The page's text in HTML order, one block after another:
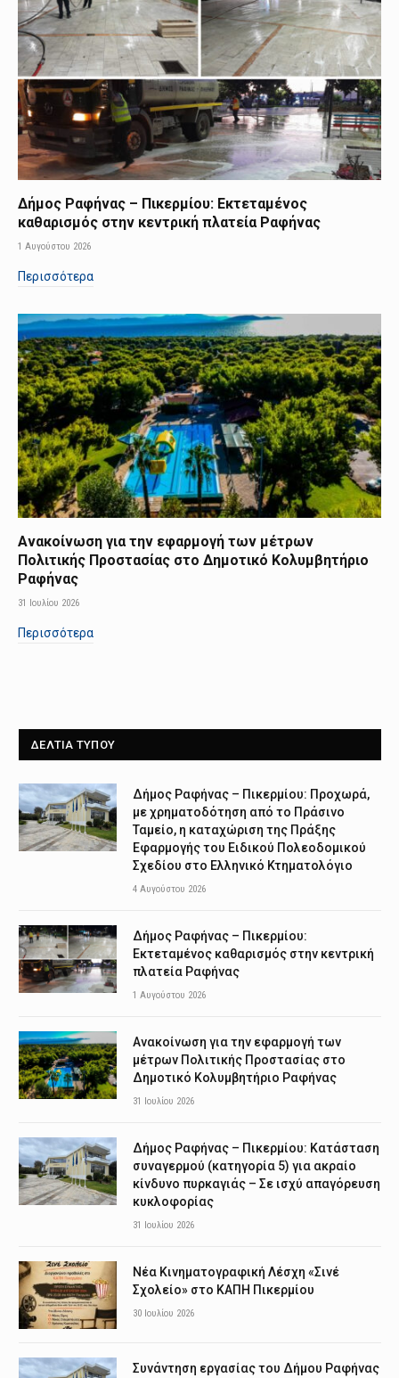
Δήμος Ραφήνας – Πικερμίου: Εκτεταμένος
καθαρισμός στην κεντρική πλατεία Ραφήνας
1 Αυγούστου 2026
Περισσότερα
Ανακοίνωση για την εφαρμογή των μέτρων
Πολιτικής Προστασίας στο Δημοτικό Κολυμβητήριο
Ραφήνας
31 Ιουλίου 2026
Περισσότερα
ΔΕΛΤΙΑ ΤΥΠΟΥ
Δήμος Ραφήνας – Πικερμίου: Προχωρά,
με χρηματοδότηση από το Πράσινο
Ταμείο, η καταχώριση της Πράξης
Εφαρμογής του Ειδικού Πολεοδομικού
Σχεδίου στο Ελληνικό Κτηματολόγιο
4 Αυγούστου 2026
Δήμος Ραφήνας – Πικερμίου:
Εκτεταμένος καθαρισμός στην κεντρική
πλατεία Ραφήνας
1 Αυγούστου 2026
Ανακοίνωση για την εφαρμογή των
μέτρων Πολιτικής Προστασίας στο
Δημοτικό Κολυμβητήριο Ραφήνας
31 Ιουλίου 2026
Δήμος Ραφήνας – Πικερμίου: Κατάσταση
συναγερμού (κατηγορία 5) για ακραίο
κίνδυνο πυρκαγιάς – Σε ισχύ απαγόρευση
κυκλοφορίας
31 Ιουλίου 2026
Νέα Κινηματογραφική Λέσχη «Σινέ
Σχολείο» στο ΚΑΠΗ Πικερμίου
30 Ιουλίου 2026
Συνάντηση εργασίας του Δήμου Ραφήνας